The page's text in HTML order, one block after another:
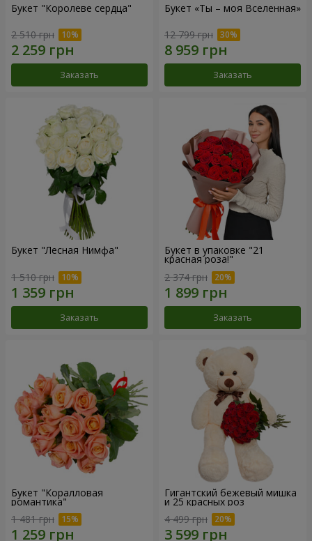
Букет "Королеве сердца"
2 510 грн
Заказать
Букет «Ты – моя Вселенная»
12 799 грн
Заказать
Букет "Лесная Нимфа"
1 510 грн
Заказать
Букет в упаковке "21
красная роза!"
2 374 грн
Заказать
Букет "Коралловая
романтика"
1 481 грн
Гигантский бежевый мишка
и 25 красных роз
4 499 грн